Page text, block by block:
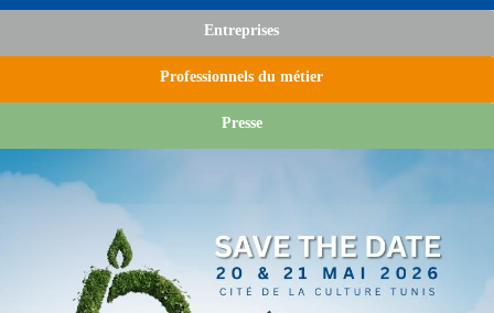
Entreprises
Professionnels du métier
Presse